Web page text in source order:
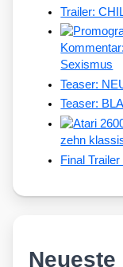
Trailer:
Sexismus
Teaser:
Teaser:
zehn
Final